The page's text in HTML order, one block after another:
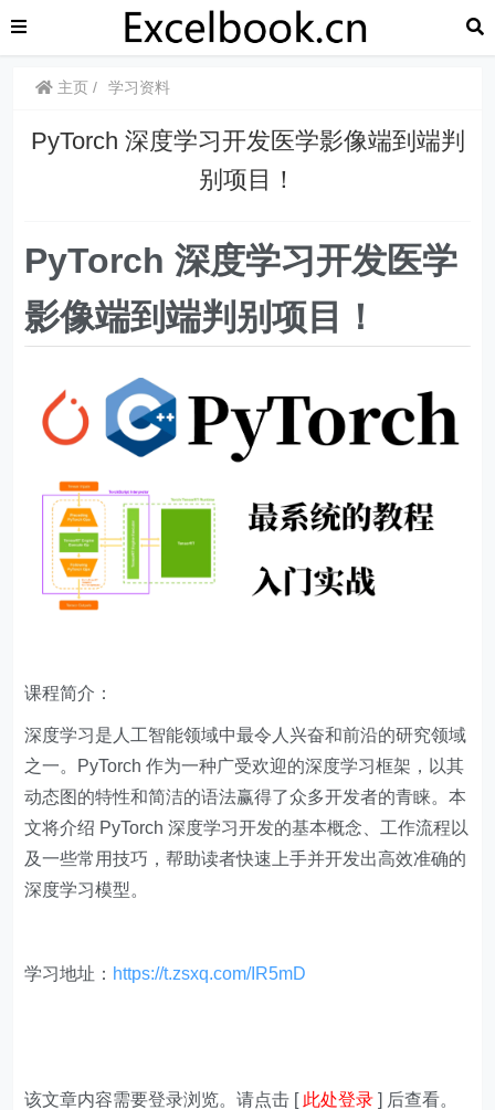
主页 学习资料
PyTorch 深度学习开发医学影像端到端判
别项目！
PyTorch 深度学习开发医学
影像端到端判别项目！
课程简介：
深度学习是人工智能领域中最令人兴奋和前沿的研究领域
之一。PyTorch 作为一种广受欢迎的深度学习框架，以其
动态图的特性和简洁的语法赢得了众多开发者的青睐。本
文将介绍 PyTorch 深度学习开发的基本概念、工作流程以
及一些常用技巧，帮助读者快速上手并开发出高效准确的
深度学习模型。
学习地址： https://t.zsxq.com/IR5mD
该文章内容需要登录浏览。请点击 [ 此处登录 ] 后查看。